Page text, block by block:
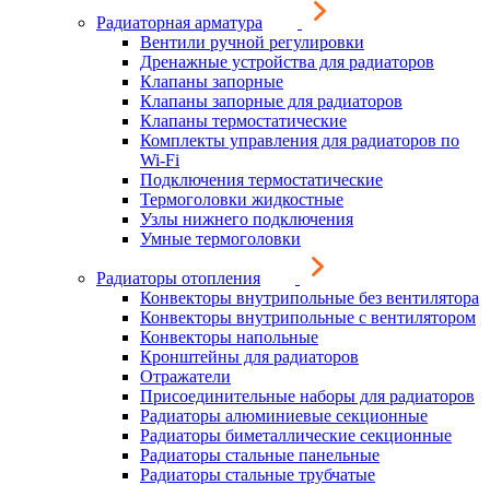
Радиаторная арматура
Вентили ручной регулировки
Дренажные устройства для радиаторов
Клапаны запорные
Клапаны запорные для радиаторов
Клапаны термостатические
Комплекты управления для радиаторов по
Wi-Fi
Подключения термостатические
Термоголовки жидкостные
Узлы нижнего подключения
Умные термоголовки
Радиаторы отопления
Конвекторы внутрипольные без вентилятора
Конвекторы внутрипольные с вентилятором
Конвекторы напольные
Кронштейны для радиаторов
Отражатели
Присоединительные наборы для радиаторов
Радиаторы алюминиевые секционные
Радиаторы биметаллические секционные
Радиаторы стальные панельные
Радиаторы стальные трубчатые